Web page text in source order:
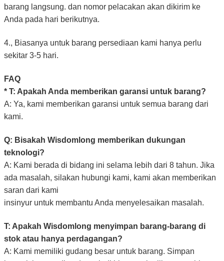
barang langsung. dan nomor pelacakan akan dikirim ke
Anda pada hari berikutnya.
4., Biasanya untuk barang persediaan kami hanya perlu
sekitar 3-5 hari.
FAQ
* T: Apakah Anda memberikan garansi untuk barang?
A: Ya, kami memberikan garansi untuk semua barang dari
kami.
Q: Bisakah Wisdomlong memberikan dukungan
teknologi?
A: Kami berada di bidang ini selama lebih dari 8 tahun. Jika
ada masalah, silakan hubungi kami, kami akan memberikan
saran dari kami
insinyur untuk membantu Anda menyelesaikan masalah.
T: Apakah Wisdomlong menyimpan barang-barang di
stok atau hanya perdagangan?
A: Kami memiliki gudang besar untuk barang. Simpan